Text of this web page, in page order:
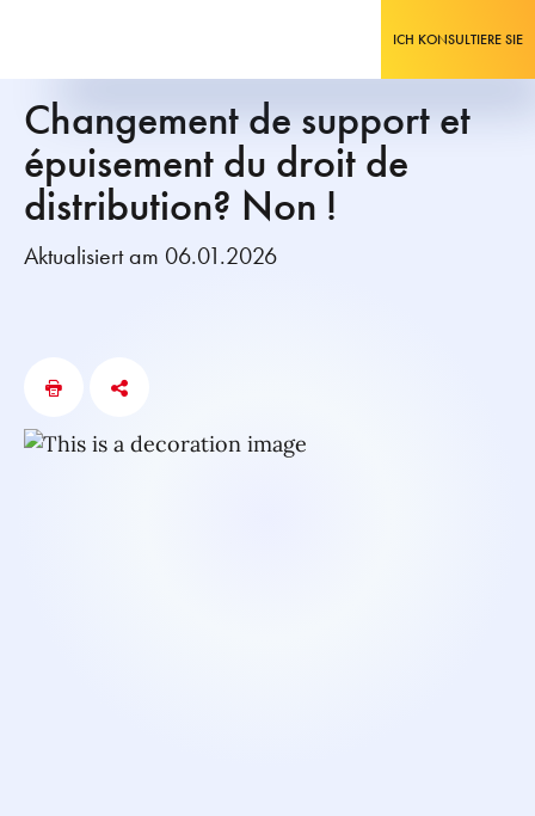
ICH KONSULTIERE SIE
Changement de support et
épuisement du droit de
distribution? Non !
Aktualisiert am 06.01.2026